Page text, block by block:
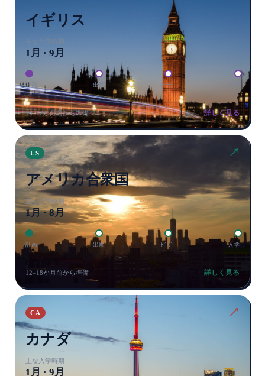
イギリス
主な入学時期
1月 · 9月
計画 出願 ビザ
10–12か月前から準備 詳しく見る
US ↗
アメリカ合衆国
主な入学時期
1月 · 8月
計画 出願 ビザ 入学
12–18か月前から準備 詳しく見る
CA ↗
カナダ
主な入学時期
1月 · 9月